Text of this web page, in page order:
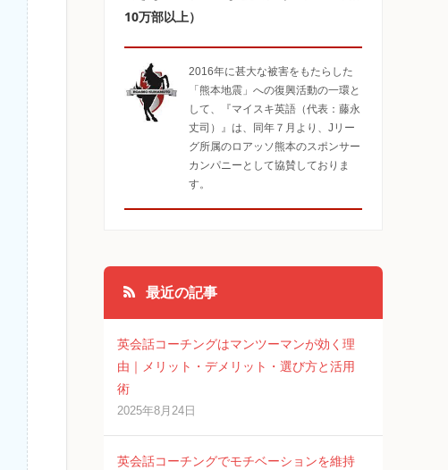
10万部以上）
2016年に甚大な被害をもたらした
「熊本地震」への復興活動の一環と
して、『マイスキ英語（代表：藤永
丈司）』は、同年７月より、Jリー
グ所属のロアッソ熊本のスポンサー
カンパニーとして協賛しておりま
す。
最近の記事
英会話コーチングはマンツーマンが効く理
由｜メリット・デメリット・選び方と活用
術
2025年8月24日
英会話コーチングでモチベーションを維持